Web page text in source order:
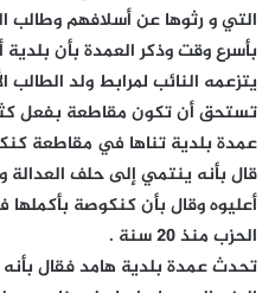
التي و رثوها عن أسلافهم
بأسرع وقت وذكر العمدة بأن
يتزعمه النائب لمرابط ولد الطالب
تستحق أن تكون مقاطعة بفعل
عمدة بلدية تناها في مقاطعة
قال بأنه ينتمي إلى حلف العدالة
أعليوه وقال بأن كنكوصة
الحزب منذ 20 سنة .
تحدث عمدة بلدية هامد فقال